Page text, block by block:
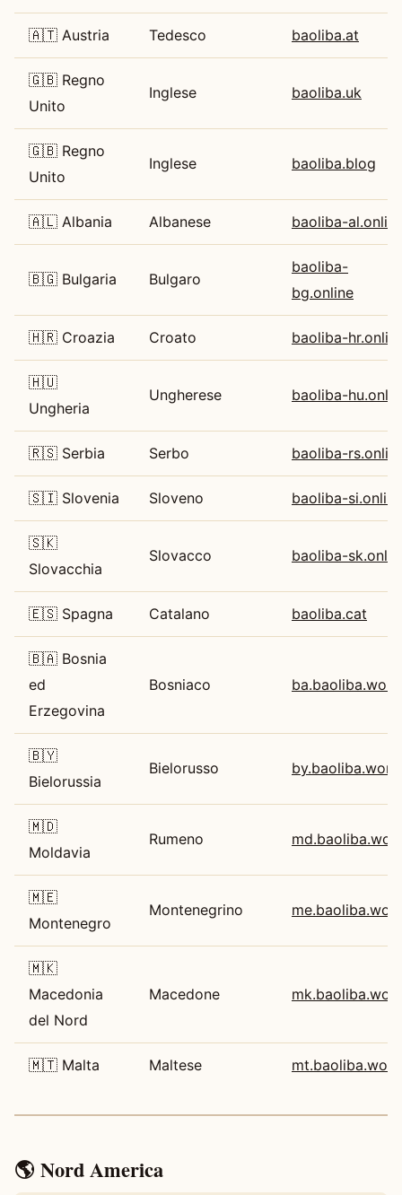
🇦🇹 Austria Tedesco baoliba.at
🇬🇧 Regno
Unito
Inglese baoliba.uk
🇬🇧 Regno
Unito
Inglese baoliba.blog
🇦🇱 Albania Albanese baoliba-
🇧🇬 Bulgaria Bulgaro
baoliba-
bg.online
🇭🇷 Croazia Croato baoliba-
🇭🇺
Ungheria
Ungherese baoliba-
🇷🇸 Serbia Serbo baoliba-
🇸🇮 Slovenia Sloveno baoliba-si.online
🇸🇰
Slovacchia
Slovacco baoliba-
🇪🇸 Spagna Catalano baoliba.cat
🇧🇦 Bosnia
ed
Erzegovina
Bosniaco
🇧🇾
Bielorussia
Bielorusso
🇲🇩
Moldavia
Rumeno
🇲🇪
Montenegro
Montenegrino
🇲🇰
Macedonia
del Nord
Macedone
🇲🇹 Malta Maltese
🌎 Nord America